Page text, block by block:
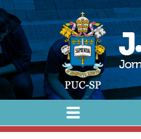
Pular para o conteúdo principal